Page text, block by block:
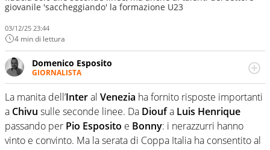
giovanile 'saccheggiando' la formazione U23
03/12/25 23:44
4 min di lettura
Domenico Esposito
GIORNALISTA
Da vent’anni in campo e sul campo per vivere ogni evento
in tutte le sue sfaccettature. Passione smisurata per il
calcio e per la sfera di cuoio. Il pallone è una cosa
serissima, guai a dirgli di no
La manita dell’Interal Venezia ha fornito risposte importanti
a Chivu sulle seconde linee. Da Dioufa Luis Henrique
passando per Pio Esposito e Bonny: i nerazzurri hanno
vinto e convinto. Ma la serata di Coppa Italia ha consentito al